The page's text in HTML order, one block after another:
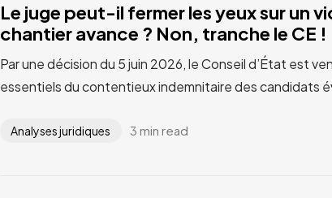
Le juge peut-il fermer les yeux sur un
chantier avance ? Non, tranche le CE !
Par une décision du 5 juin 2026, le Conseil d’État est
essentiels du contentieux indemnitaire des candidats
Analyses juridiques 3 min read